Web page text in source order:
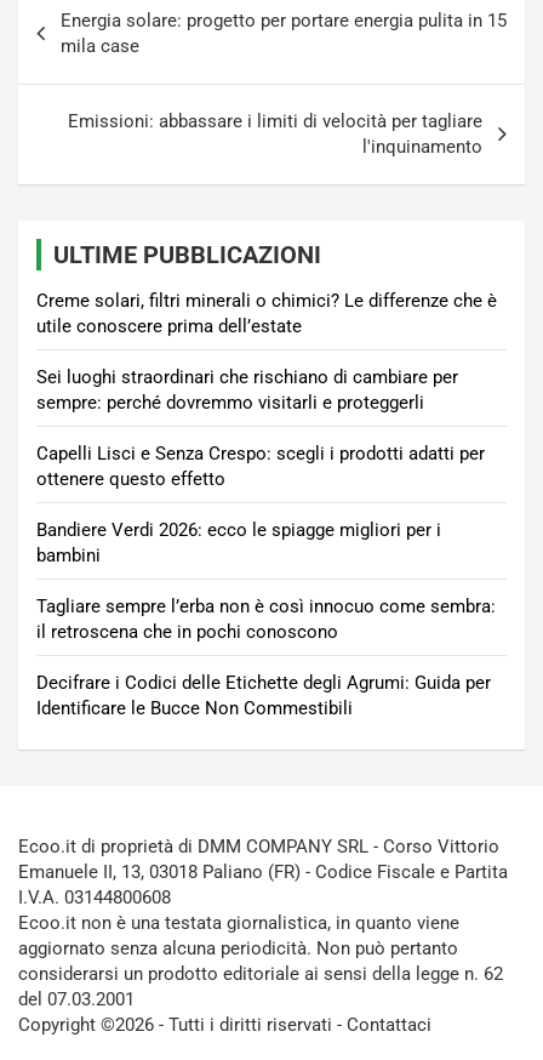
articoli
Energia solare: progetto per portare energia pulita in 15
mila case
Emissioni: abbassare i limiti di velocità per tagliare
l'inquinamento
ULTIME PUBBLICAZIONI
Creme solari, filtri minerali o chimici? Le differenze che è
utile conoscere prima dell’estate
Sei luoghi straordinari che rischiano di cambiare per
sempre: perché dovremmo visitarli e proteggerli
Capelli Lisci e Senza Crespo: scegli i prodotti adatti per
ottenere questo effetto
Bandiere Verdi 2026: ecco le spiagge migliori per i
bambini
Tagliare sempre l’erba non è così innocuo come sembra:
il retroscena che in pochi conoscono
Decifrare i Codici delle Etichette degli Agrumi: Guida per
Identificare le Bucce Non Commestibili
Ecoo.it di proprietà di DMM COMPANY SRL - Corso Vittorio
Emanuele II, 13, 03018 Paliano (FR) - Codice Fiscale e Partita
I.V.A. 03144800608
Ecoo.it non è una testata giornalistica, in quanto viene
aggiornato senza alcuna periodicità. Non può pertanto
considerarsi un prodotto editoriale ai sensi della legge n. 62
del 07.03.2001
Copyright ©2026 - Tutti i diritti riservati - Contattaci